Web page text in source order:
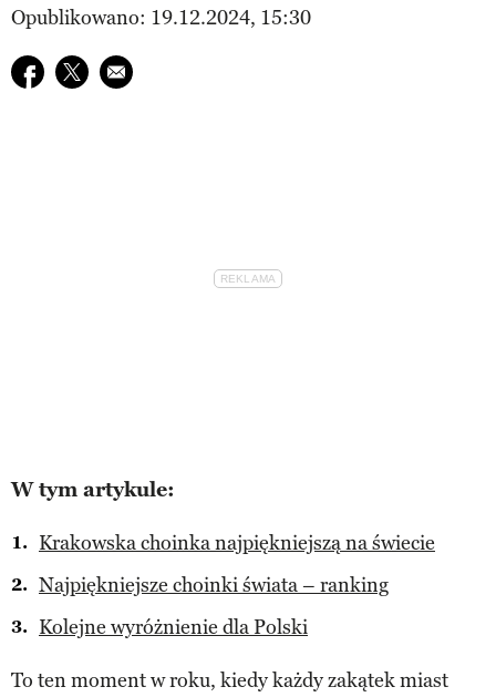
Opublikowano: 19.12.2024, 15:30
Udostępnij na facebook
Udostępnij na twitter
E-mail do przyjaciela
W tym artykule:
Krakowska choinka najpiękniejszą na świecie
Najpiękniejsze choinki świata – ranking
Kolejne wyróżnienie dla Polski
To ten moment w roku, kiedy każdy zakątek miast